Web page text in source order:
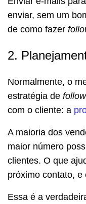
enviar, sem um
de como fazer
2.
Normalmente, o
estratégia de
com o cliente: a
A maioria dos
maior número
clientes. O que
próximo contato,
Essa é a